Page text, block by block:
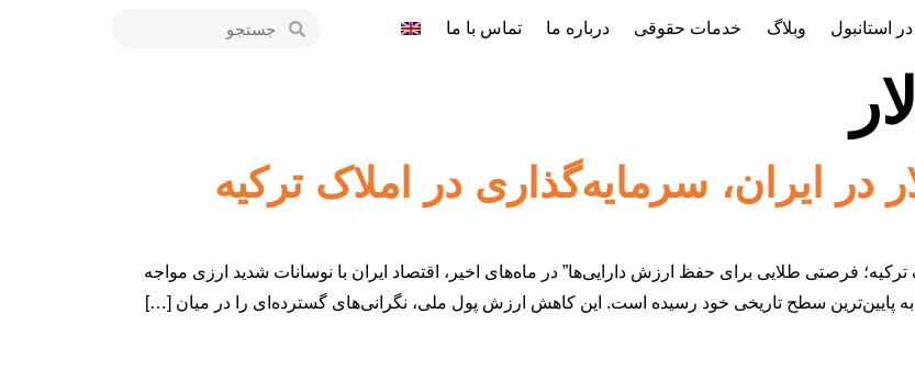
استانبول وبلاگ خدمات حقوقی درباره ما تماس با ما
در ایران، سرمایه‌گذاری در املاک ترکیه
فرصتی طلایی برای حفظ ارزش دارایی‌ها” در ماه‌های اخیر، اقتصاد ایران با نوسانات شدید ارزی مواجه
پایین‌ترین سطح تاریخی خود رسیده است. این کاهش ارزش پول ملی، نگرانی‌های گسترده‌ای را در میان […]